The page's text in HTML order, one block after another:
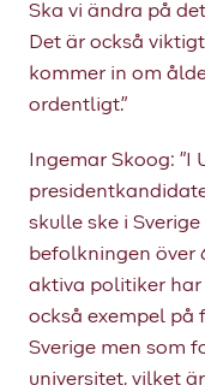
Ska vi ändra på
Det är också
kommer in om
ordentligt.”
Ingemar Skoog: ”I
skulle ske i
befolkningen över
aktiva politiker har
också exempel på
Sverige men som
universitet, vilket